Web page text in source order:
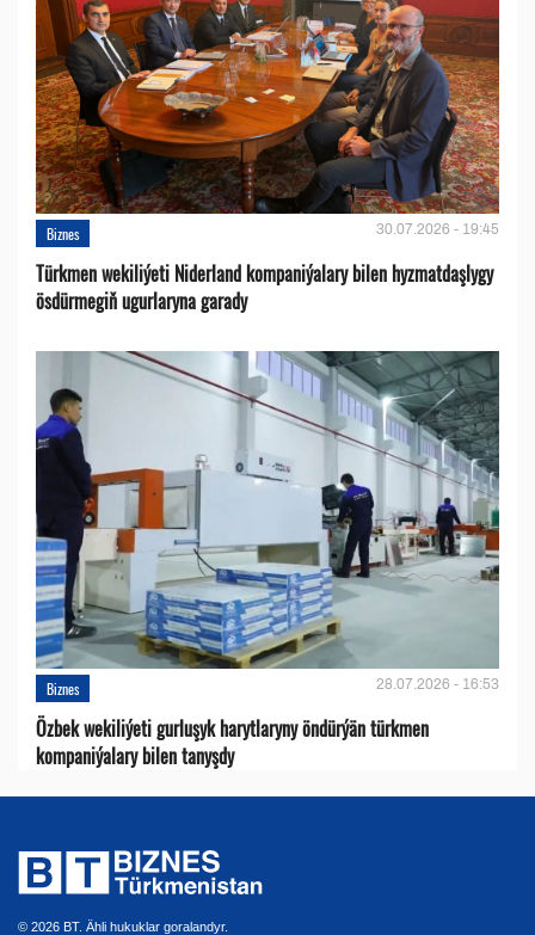
Biznes 30.07.2026 - 19:45
Türkmen wekiliýeti Niderland kompaniýalary bilen hyzmatdaşlygy
ösdürmegiň ugurlaryna garady
Biznes 28.07.2026 - 16:53
Özbek wekiliýeti gurluşyk harytlaryny öndürýän türkmen
kompaniýalary bilen tanyşdy
© 2026 BT. Ähli hukuklar goralandyr.